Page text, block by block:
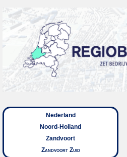
Nederland
Noord-Holland
Zandvoort
Zandvoort Zuid